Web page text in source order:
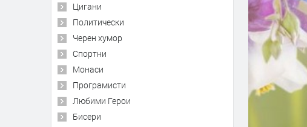
Цигани
Политически
Черен хумор
Спортни
Монаси
Програмисти
Любими Герои
Бисери